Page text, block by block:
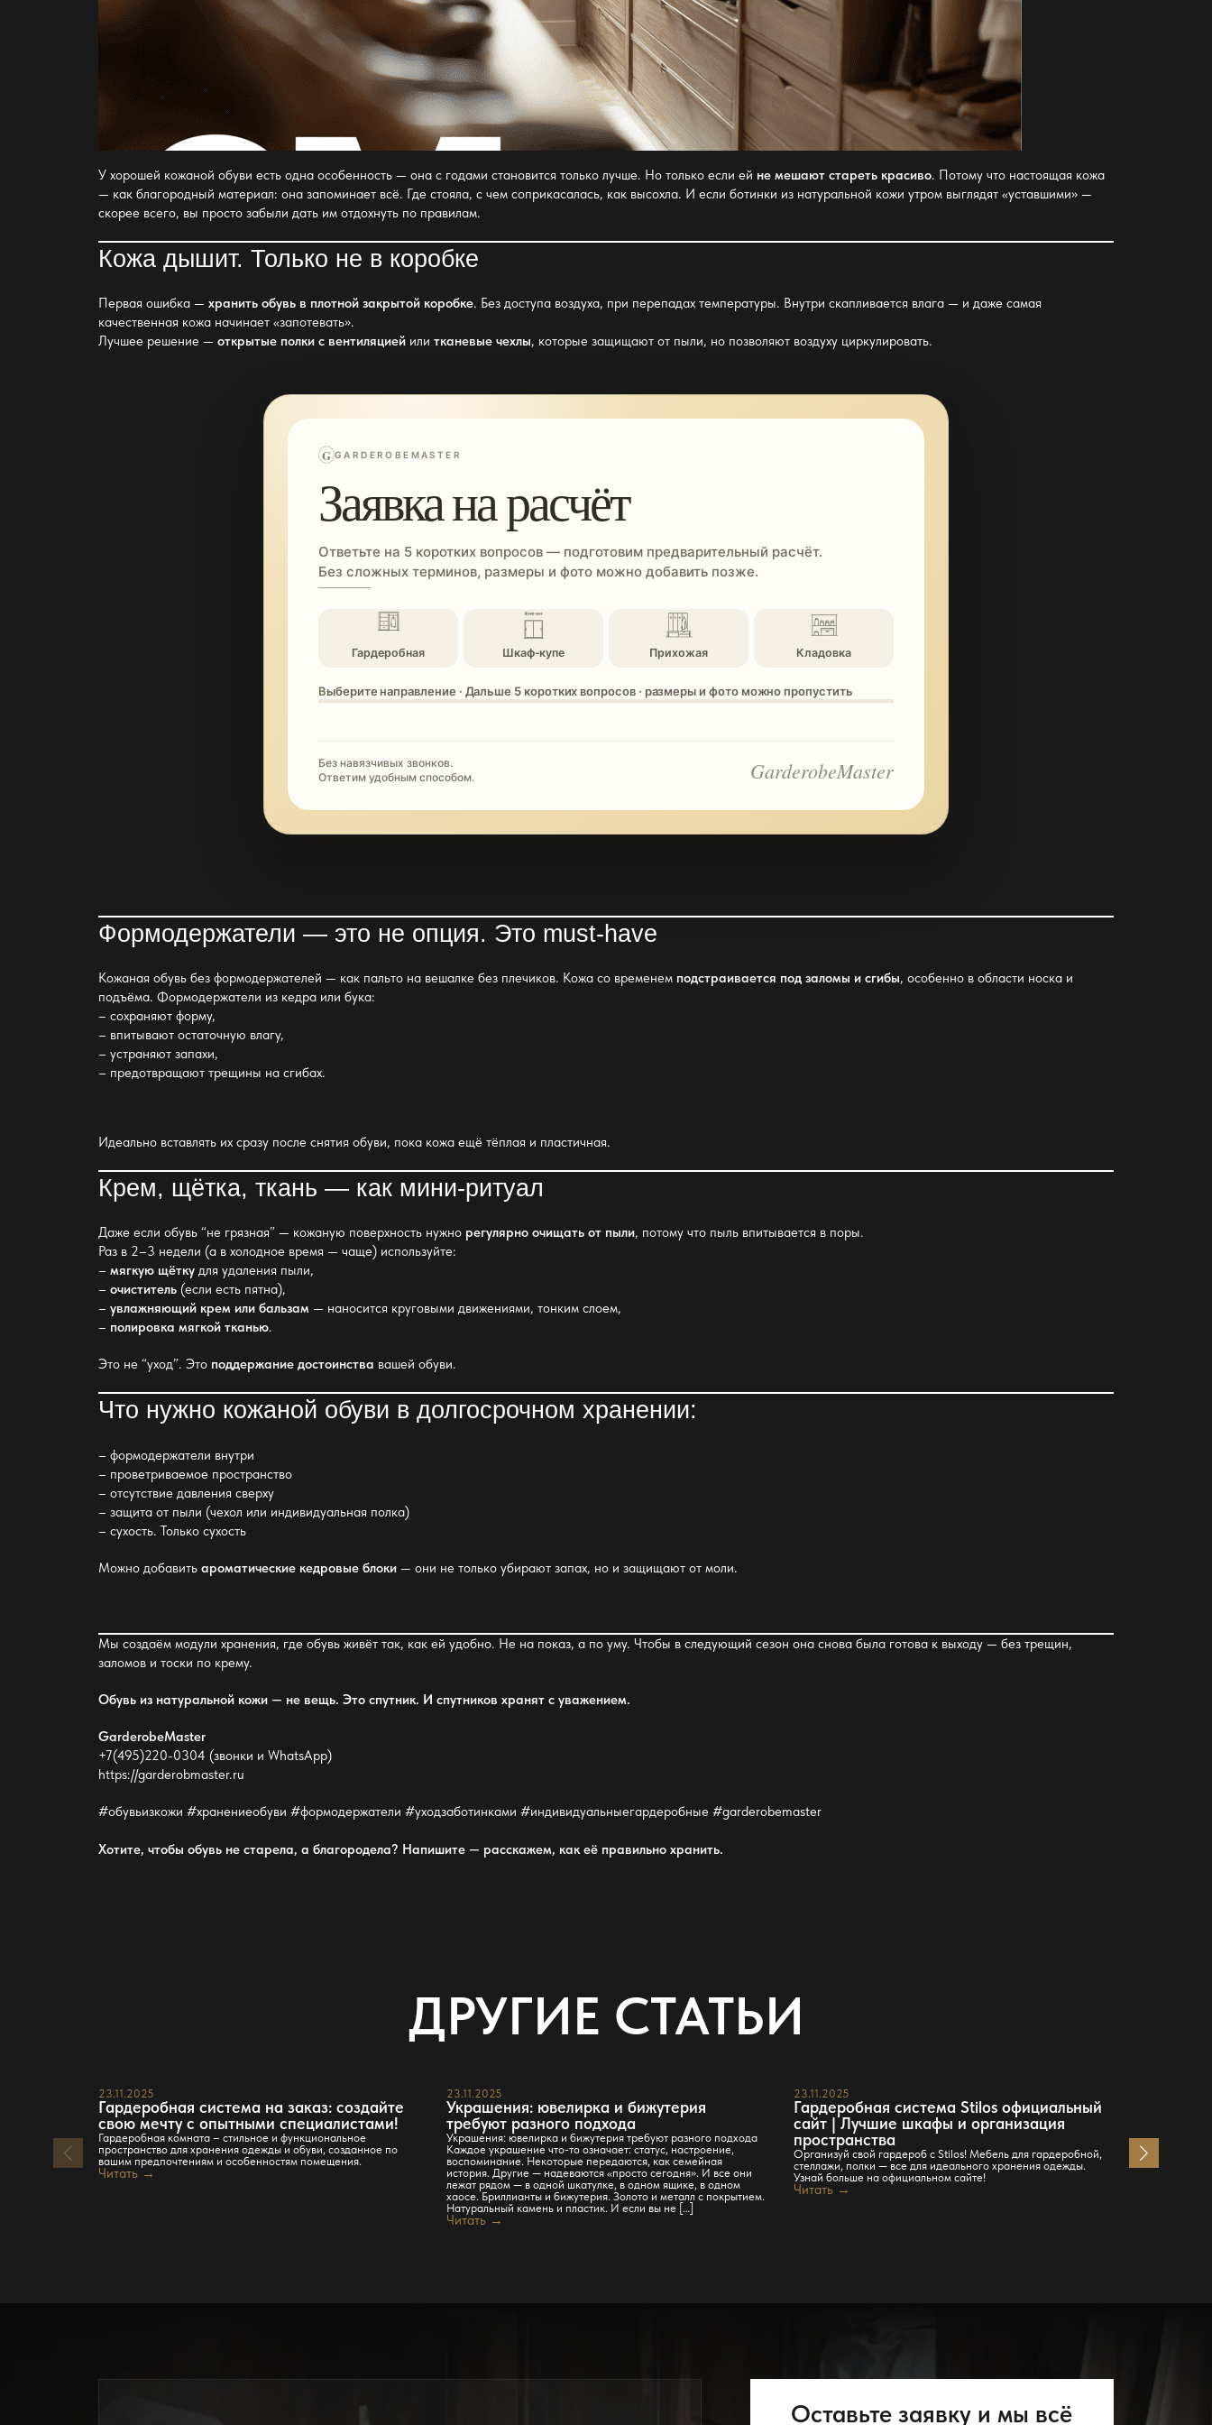
У хорошей кожаной обуви есть одна особенность — она с годами становится только лучше. Но только если ей не мешают стареть красиво. Потому что настоящая кожа
— как благородный материал: она запоминает всё. Где стояла, с чем соприкасалась, как высохла. И если ботинки из натуральной кожи утром выглядят «уставшими» —
скорее всего, вы просто забыли дать им отдохнуть по правилам.
Кожа дышит. Только не в коробке
Первая ошибка —хранить обувь в плотной закрытой коробке. Без доступа воздуха, при перепадах температуры. Внутри скапливается влага — и даже самая
качественная кожа начинает «запотевать».
Лучшее решение —открытые полки с вентиляцией илитканевые чехлы, которые защищают от пыли, но позволяют воздуху циркулировать.
G GARDEROBEMASTER
Заявка на расчёт
Ответьте на 5 коротких вопросов — подготовим предварительный расчёт.
Без сложных терминов, размеры и фото можно добавить позже.
Гардеробная Шкаф-купе Прихожая Кладовка
Выберите направление · Дальше 5 коротких вопросов · размеры и фото можно пропустить
Без навязчивых звонков.
Ответим удобным способом.
GarderobeMaster
Формодержатели — это не опция. Это must-have
Кожанаяобувь без формодержателей — как пальто на вешалке без плечиков. Кожа со временем подстраивается под заломы и сгибы, особенно в области носка и
подъёма. Формодержатели из кедра или бука:
– сохраняют форму,
– впитывают остаточную влагу,
– устраняют запахи,
– предотвращают трещины на сгибах.
Идеально вставлять их сразу после снятия обуви, пока кожа ещё тёплая и пластичная.
Крем, щётка, ткань — как мини-ритуал
Даже если обувь “не грязная” — кожаную поверхность нужно регулярно очищать от пыли, потому что пыль впитывается в поры.
Раз в 2–3 недели (а в холодное время — чаще) используйте:
–мягкую щётку для удаления пыли,
–очиститель (если есть пятна),
–увлажняющий крем или бальзам — наносится круговыми движениями, тонким слоем,
– полировка мягкой тканью.
Это не “уход”. Это поддержание достоинства вашей обуви.
Что нужно кожаной обуви в долгосрочном хранении:
– формодержатели внутри
– проветриваемое пространство
– отсутствие давления сверху
–защита от пыли (чехол или индивидуальная полка)
– сухость. Только сухость
Можно добавитьароматические кедровые блоки — они не только убирают запах, но и защищают от моли.
Мы создаём модули хранения, где обувь живёт так, как ей удобно. Не на показ, а по уму. Чтобы в следующий сезон она снова была готова к выходу — без трещин,
заломов и тоски по крему.
Обувь из натуральной кожи — не вещь. Это спутник. И спутников хранят с уважением.
GarderobeMaster
+7(495)220-0304 (звонки и WhatsApp)
https://garderobmaster.ru
#обувьизкожи #хранениеобуви #формодержатели #уходзаботинками #индивидуальныегардеробные #garderobemaster
Хотите, чтобы обувь не старела, а благородела? Напишите — расскажем, как её правильно хранить.
ДРУГИЕ СТАТЬИ
23.11.2025
Гардеробная система на заказ: создайте
свою мечту с опытными специалистами!
Гардеробная комната – стильное и функциональное
пространство для хранения одежды и обуви, созданное по
вашим предпочтениям и особенностям помещения.
Читать →
23.11.2025
Украшения: ювелирка и бижутерия
требуют разного подхода
Украшения: ювелирка и бижутерия требуют разного подхода
Каждое украшение что-то означает: статус, настроение,
воспоминание. Некоторые передаются, как семейная
история. Другие — надеваются «просто сегодня». И все они
лежат рядом — в одной шкатулке, в одном ящике, в одном
хаосе. Бриллианты и бижутерия. Золото и металл с покрытием.
Натуральный камень и пластик. И если вы не […]
Читать →
23.11.2025
Гардеробная система Stilos официальный
сайт | Лучшие шкафы и организация
пространства
Организуй свой гардероб с Stilos! Мебель для гардеробной,
стеллажи, полки — все для идеального хранения одежды.
Узнай больше на официальном сайте!
Читать →
порядок
свободу —
появлением
Оставьте заявку и мы всё